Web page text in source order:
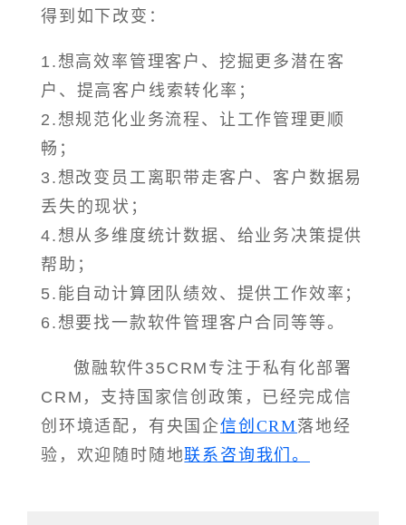
得到如下改变：
1.想高效率管理客户、挖掘更多潜在客
户、提高客户线索转化率；
2.想规范化业务流程、让工作管理更顺
畅；
3.想改变员工离职带走客户、客户数据易
丢失的现状；
4.想从多维度统计数据、给业务决策提供
帮助；
5.能自动计算团队绩效、提供工作效率；
6.想要找一款软件管理客户合同等等。
傲融软件35CRM专注于私有化部署
CRM，支持国家信创政策，已经完成信
创环境适配，有央国企信创CRM落地经
验，欢迎随时随地联系咨询我们。